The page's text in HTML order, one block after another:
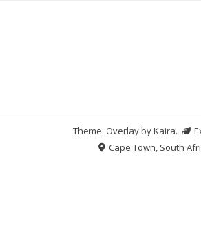
Theme: Overlay byKaira.
Cape Town, South